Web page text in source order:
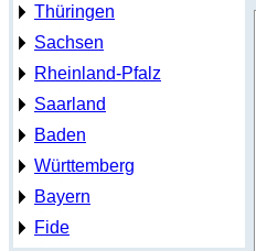
Thüringen
Sachsen
Rheinland-Pfalz
Saarland
Baden
Württemberg
Bayern
Fide